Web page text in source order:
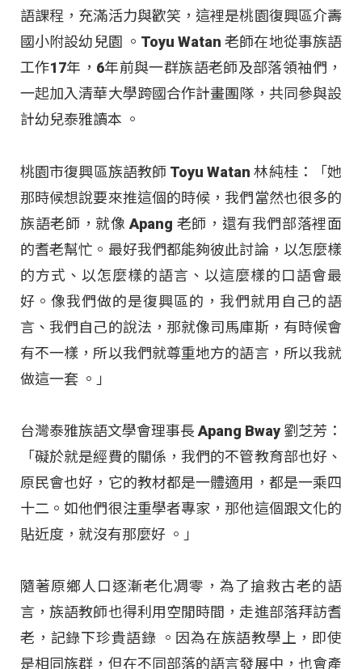
語課程，充滿活力與歡笑，這裡是桃園復興區介壽
國小附設幼兒園 。Toyu Watan 老師在地從事族語
工作17年，6年前與一群族語老師及部落領袖們，
一起加入清華大學跨國合作計畫團隊，共同參與設
計幼兒泰雅讀本 。
桃園市復興區族語教師 Toyu Watan 林純桂：「她
那時候想說要來推這個的時候，我們當然也很多的
族語老師，就像 Apang 老師，還有我們部落裡面
的耆老幫忙。最好我們都能夠彼此討論，以怎麼樣
的方式、以怎麼樣的語言、以這麼樣的口語會最
好。像我們做的是復興區的，我們就用自己的語
言、我們自己的說法，那就像司馬庫斯，有時候會
有不一樣，所以我們就尊重地方的語言，所以我就
做這一套 。」
台灣泰雅族語文學會理事長 Apang Bway 劉芝芳：
「礙於就是經費的關係，我們的不管教育部也好、
原民會也好，它的教材都是一體適用，都是一乘四
十二。如他們很注重學者專家，那他這個跟文化的
貼近度，就沒有那麼好 。」
隨著原鄉人口逐漸老化凋零，為了搶救古老的語
言，族語教師也得利用空閒時間，走進部落拜訪耆
老，記錄下珍貴語錄 。因為在族語教學上，即使
是相同族群，但在不同部落的語言發展中，也會產